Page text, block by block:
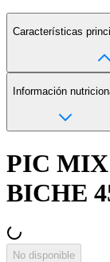
Características
Información
PIC
BICHE
No disponible